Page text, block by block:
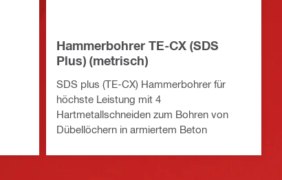
Hammerbohrer TE-CX (SDS
Plus) (metrisch)
SDS plus (TE-CX) Hammerbohrer für
höchste Leistung mit 4
Hartmetallschneiden zum Bohren von
Dübellöchern in armiertem Beton